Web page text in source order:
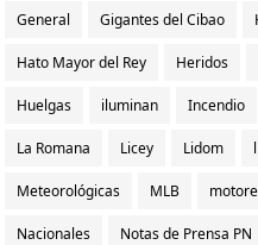
General Gigantes del Cibao
Hato Mayor del Rey Heridos
Huelgas iluminan Incendio
La Romana Licey Lidom
Meteorológicas MLB
Nacionales Notas de Prensa PN